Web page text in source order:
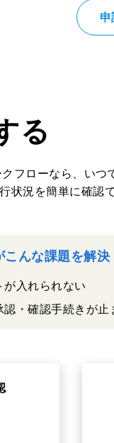
る
フローなら、いつ
状況を簡単に確認
んな課題を解決
入れられない
・確認手続きが止